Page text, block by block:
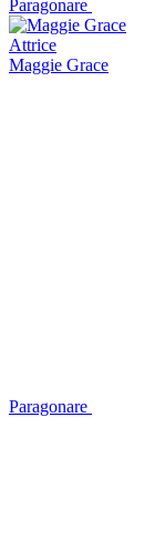
Paragonare
Attrice
Maggie Grace
Paragonare